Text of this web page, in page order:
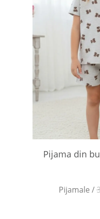
Pijama din
Pijamale /